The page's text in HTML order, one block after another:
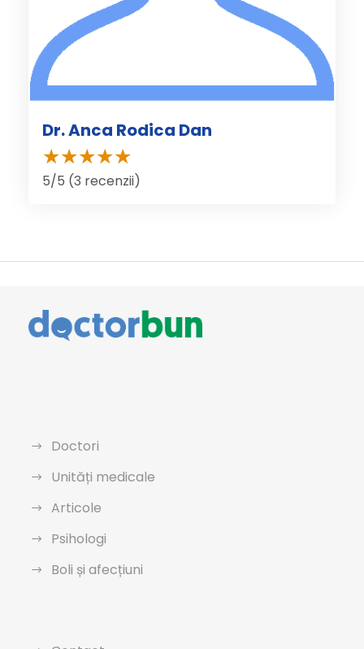
Dr. Anca Rodica Dan
5/5 (3 recenzii)
Doctori
Unități medicale
Articole
Psihologi
Boli și afecțiuni